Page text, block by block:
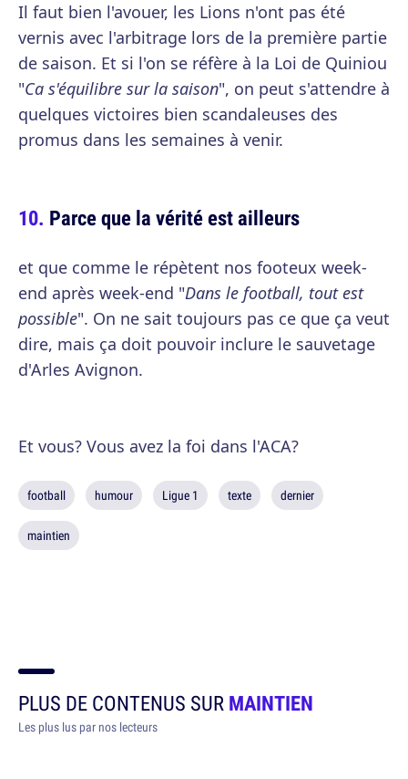
Il faut bien l'avouer, les Lions n'ont pas été
vernis avec l'arbitrage lors de la première partie
de saison. Et si l'on se réfère à la Loi de Quiniou
"Ca s'équilibre sur la saison", on peut s'attendre à
quelques victoires bien scandaleuses des
promus dans les semaines à venir.
Parce que la vérité est ailleurs
et que comme le répètent nos footeux week-
end après week-end "Dans le football, tout est
possible". On ne sait toujours pas ce que ça veut
dire, mais ça doit pouvoir inclure le sauvetage
d'Arles Avignon.
Et vous? Vous avez la foi dans l'ACA?
football humour Ligue 1 texte dernier
maintien
PLUS DE CONTENUS SURMAINTIEN
Les plus lus par nos lecteurs